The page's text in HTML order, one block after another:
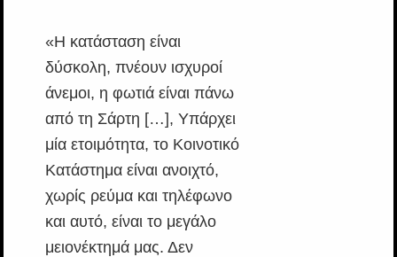
«Η κατάσταση είναι
δύσκολη, πνέουν ισχυροί
άνεμοι, η φωτιά είναι πάνω
από τη Σάρτη […], Υπάρχει
μία ετοιμότητα, το Κοινοτικό
Κατάστημα είναι ανοιχτό,
χωρίς ρεύμα και τηλέφωνο
και αυτό, είναι το μεγάλο
μειονέκτημά μας. Δεν